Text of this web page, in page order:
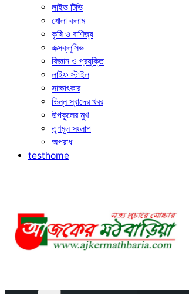
লাইভ টিভি
খোলা কলাম
কৃষি ও বাণিজ্য
এক্সক্লুসিভ
বিজ্ঞান ও প্রযুক্তি
লাইফ স্টাইল
সাক্ষাৎকার
ভিন্ন স্বাদের খবর
উপকূলের মুখ
তৃণমূল সংলাপ
অপরাধ
testhome